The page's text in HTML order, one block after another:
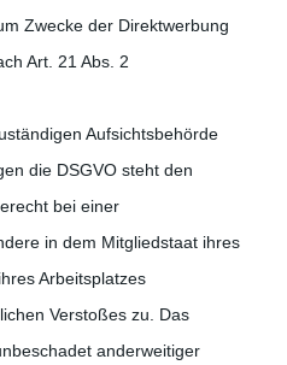
Zwecke der Direktwerbung
Art. 21 Abs. 2
Aufsichtsbehörde
die DSGVO steht den
bei einer
in dem Mitgliedstaat ihres
Arbeitsplatzes
Verstoßes zu. Das
anderweitiger